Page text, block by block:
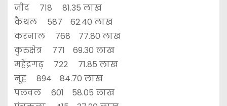
जींद 718 81.35 लाख
कैथल 587 62.40 लाख
करनाल 768 77.80 लाख
कुरुक्षेत्र 771 69.30 लाख
महेंद्रगढ़ 722 71.85 लाख
नूंह 894 84.70 लाख
पलवल 601 58.05 लाख